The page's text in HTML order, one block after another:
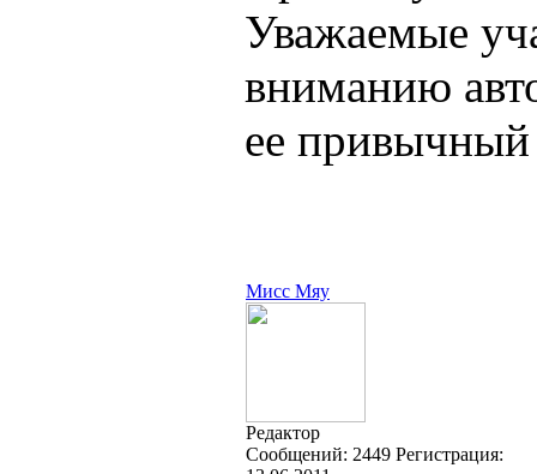
Уважаемые
вниманию
ее привычный
Мисс Мяу
Редактор
Cообщений: 2449 Регистрация: